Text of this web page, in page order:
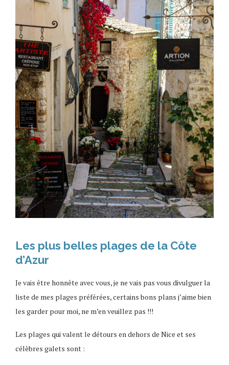
Les plus belles plages de la Côte
d’Azur
Je vais être honnête avec vous, je ne vais pas vous divulguer la
liste de mes plages préférées, certains bons plans j’aime bien
les garder pour moi, ne m’en veuillez pas !!!
Les plages qui valent le détours en dehors de Nice et ses
célèbres galets sont :